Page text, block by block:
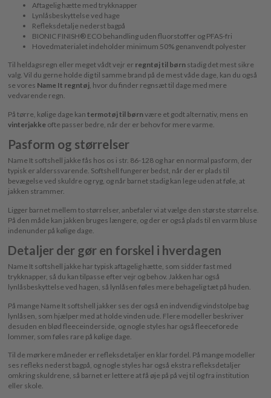
Aftagelig hætte med trykknapper
Lynlåsbeskyttelse ved hage
Refleksdetalje nederst bagpå
BIONIC FINISH® ECO behandling uden fluorstoffer og PFAS-fri
Hovedmaterialet indeholder minimum 50% genanvendt polyester
Til heldagsregn eller meget vådt vejr er regntøj til børnstadig det mest sikre
valg. Vil du gerne holde dig til samme brand på de mest våde dage, kan du også
se vores Name It regntøj, hvor du finder regnsæt til dage med mere
vedvarende regn.
På tørre, kølige dage kan termotøj til børnvære et godt alternativ, mens en
vinterjakkeofte passer bedre, når der er behov for mere varme.
Pasform og størrelser
Name It softshell jakke fås hos os i str. 86-128 og har en normal pasform, der
typisk er alderssvarende. Softshell fungerer bedst, når der er plads til
bevægelse ved skuldre og ryg, og når barnet stadig kan lege uden at føle, at
jakken strammer.
Ligger barnet mellem to størrelser, anbefaler vi at vælge den største størrelse.
På den måde kan jakken bruges længere, og der er også plads til en varm bluse
indenunder på kølige dage.
Detaljer der gør en forskel i hverdagen
Name It softshell jakke har typisk aftagelig hætte, som sidder fast med
trykknapper, så du kan tilpasse efter vejr og behov. Jakken har også
lynlåsbeskyttelse ved hagen, så lynlåsen føles mere behagelig tæt på huden.
På mange Name It softshell jakker ses der også en indvendig vindstolpe bag
lynlåsen, som hjælper med at holde vinden ude. Flere modeller beskriver
desuden en blød fleeceinderside, og nogle styles har også fleeceforede
lommer, som føles rare på kølige dage.
Til de mørkere måneder er refleksdetaljer en klar fordel. På mange modeller
ses refleks nederst bagpå, og nogle styles har også ekstra refleksdetaljer
omkring skuldrene, så barnet er lettere at få øje på på vej til og fra institution
eller skole.